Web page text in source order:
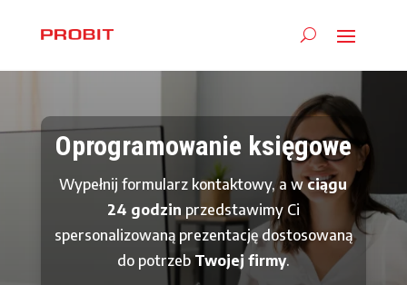
Oprogramowanie księgowe
Wypełnij formularz kontaktowy, a wciągu
24 godzin przedstawimy Ci
spersonalizowaną prezentację dostosowaną
do potrzeb Twojej firmy.